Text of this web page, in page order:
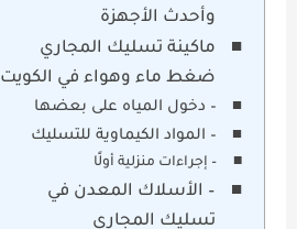
وأحدث الأجهزة
ماكينة تسليك المجاري
ضغط ماء وهواء في الكويت
– دخول المياه على بعضها
– المواد الكيماوية للتسليك
– إجراءات منزلية أولًا
– الأسلاك المعدن في
تسليك المجاري